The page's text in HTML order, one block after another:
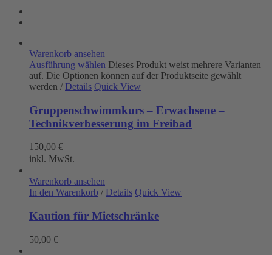
Warenkorb ansehen
Ausführung wählen Dieses Produkt weist mehrere Varianten
auf. Die Optionen können auf der Produktseite gewählt
werden / Details Quick View
Gruppenschwimmkurs – Erwachsene –
Technikverbesserung im Freibad
150,00 €
inkl. MwSt.
Warenkorb ansehen
In den Warenkorb / Details Quick View
Kaution für Mietschränke
50,00 €